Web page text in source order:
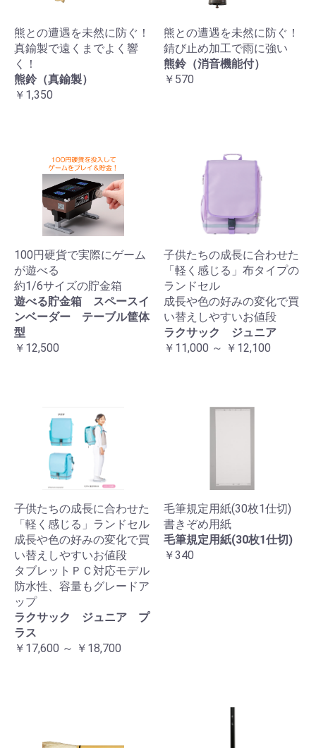
熊との遭遇を未然に防ぐ！
真鍮製で遠くまでよく響
く！
熊鈴（真鍮製）
￥1,350
熊との遭遇を未然に防ぐ！
錆び止め加工で雨に強い
熊鈴（消音機能付）
￥570
100円硬貨で実際にゲーム
が遊べる
約1/6サイズの貯金箱
遊べる貯金箱 スペースイ
ンベーダー テーブル筐体
型
￥12,500
子供たちの成長に合わせた
「軽く感じる」布タイプの
ランドセル
成長や色の好みの変化で買
い替えしやすいお値段
ラクサック ジュニア
￥11,000 ～ ￥12,100
子供たちの成長に合わせた
「軽く感じる」ランドセル
成長や色の好みの変化で買
い替えしやすいお値段
タブレットＰＣ対応モデル
防水性、容量もグレードア
ップ
ラクサック ジュニア プ
ラス
￥17,600 ～ ￥18,700
毛筆規定用紙(30枚1仕切)
書きぞめ用紙
毛筆規定用紙(30枚1仕切)
￥340